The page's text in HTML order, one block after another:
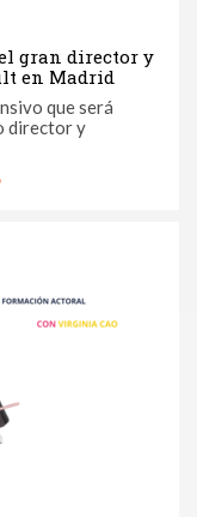
gran director y
en Madrid
que será
director y